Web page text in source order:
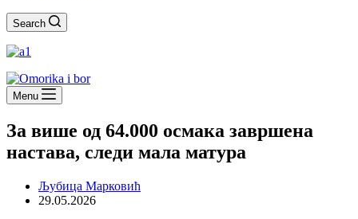
Search
Menu
За више од 64.000 осмака завршена
настава, следи мала матура
Љубица Марковић
29.05.2026